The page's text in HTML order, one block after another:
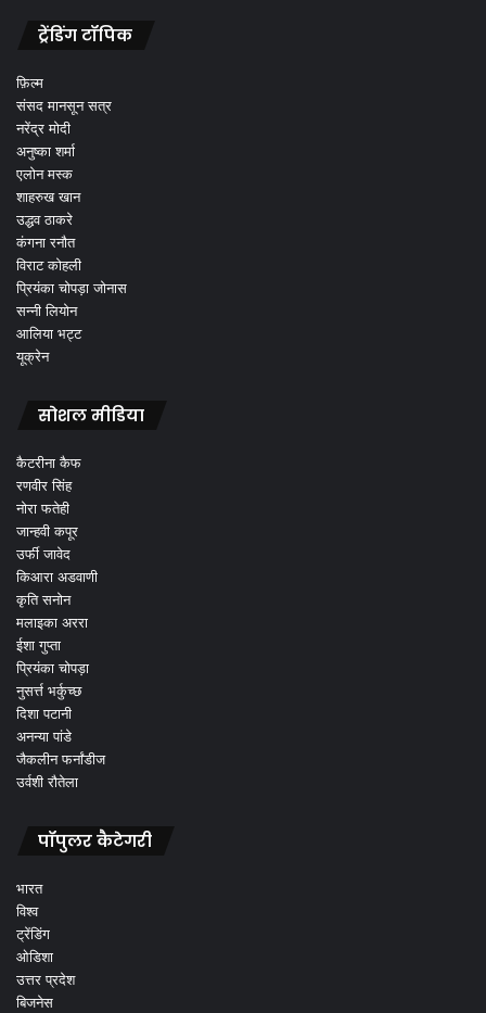
ट्रेंडिंग टॉपिक
फ़िल्म
संसद मानसून सत्र
नरेंद्र मोदी
अनुष्का शर्मा
एलोन मस्क
शाहरुख खान
उद्धव ठाकरे
कंगना रनौत
विराट कोहली
प्रियंका चोपड़ा जोनास
सन्नी लियोन
आलिया भट्ट
यूक्रेन
सोशल मीडिया
कैटरीना कैफ
रणवीर सिंह
नोरा फतेही
जान्हवी कपूर
उर्फी जावेद
किआरा अडवाणी
कृति सनोन
मलाइका अररा
ईशा गुप्ता
प्रियंका चोपड़ा
नुसर्त्त भर्कुच्छ
दिशा पटानी
अनन्या पांडे
जैकलीन फर्नांडीज
उर्वशी रौतेला
पॉपुलर कैटेगरी
भारत
विश्व
ट्रेंडिंग
ओडिशा
उत्तर प्रदेश
बिजनेस